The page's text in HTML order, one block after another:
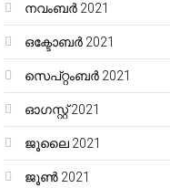
നവംബർ 2021
ഒക്ടോബർ 2021
സെപ്റ്റംബർ 2021
ഓഗസ്റ്റ്‌ 2021
ജൂലൈ 2021
ജൂൺ 2021